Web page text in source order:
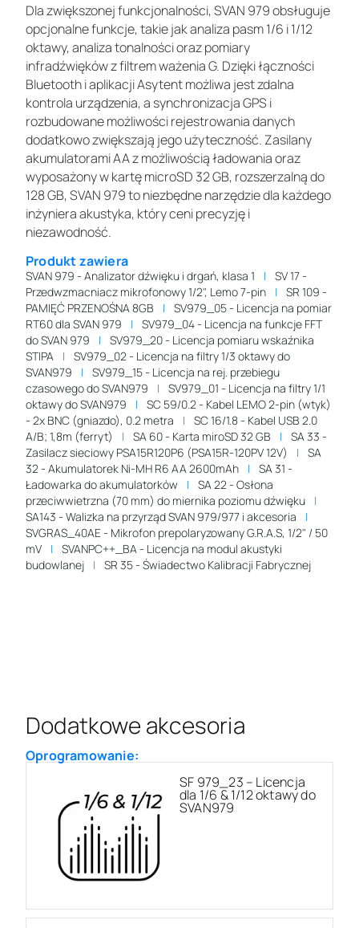
Dla zwiększonej funkcjonalności, SVAN 979 obsługuje
opcjonalne funkcje, takie jak analiza pasm 1/6 i 1/12
oktawy, analiza tonalności oraz pomiary
infradźwięków z filtrem ważenia G. Dzięki łączności
Bluetooth i aplikacji Asytent możliwa jest zdalna
kontrola urządzenia, a synchronizacja GPS i
rozbudowane możliwości rejestrowania danych
dodatkowo zwiększają jego użyteczność. Zasilany
akumulatorami AA z możliwością ładowania oraz
wyposażony w kartę microSD 32 GB, rozszerzalną do
128 GB, SVAN 979 to niezbędne narzędzie dla każdego
inżyniera akustyka, który ceni precyzję i
niezawodność.
Produkt zawiera
SVAN 979 - Analizator dźwięku i drgań, klasa 1
SV 17 -
Przedwzmacniacz mikrofonowy 1/2", Lemo 7-pin
SR 109 -
PAMIĘĆ PRZENOŚNA 8GB
SV979_05 - Licencja na pomiar
RT60 dla SVAN 979
SV979_04 - Licencja na funkcje FFT
do SVAN 979
SV979_20 - Licencja pomiaru wskaźnika
STIPA
SV979_02 - Licencja na filtry 1/3 oktawy do
SVAN979
SV979_15 - Licencja na rej. przebiegu
czasowego do SVAN979
SV979_01 - Licencja na filtry 1/1
oktawy do SVAN979
SC 59/0.2 - Kabel LEMO 2-pin (wtyk)
- 2x BNC (gniazdo), 0.2 metra
SC 16/1.8 - Kabel USB 2.0
A/B; 1,8m (ferryt)
SA 60 - Karta miroSD 32 GB
SA 33 -
Zasilacz sieciowy PSA15R120P6 (PSA15R-120PV 12V)
SA
32 - Akumulatorek Ni-MH R6 AA 2600mAh
SA 31 -
Ładowarka do akumulatorków
SA 22 - Osłona
przeciwwietrzna (70 mm) do miernika poziomu dźwięku
SA143 - Walizka na przyrząd SVAN 979/977 i akcesoria
SVGRAS_40AE - Mikrofon prepolaryzowany G.R.A.S, 1/2" / 50
mV
SVANPC++_BA - Licencja na modul akustyki
budowlanej
SR 35 - Świadectwo Kalibracji Fabrycznej
Dodatkowe akcesoria
Oprogramowanie:
SF 979_23 – Licencja
dla 1/6 & 1/12 oktawy do
SVAN979